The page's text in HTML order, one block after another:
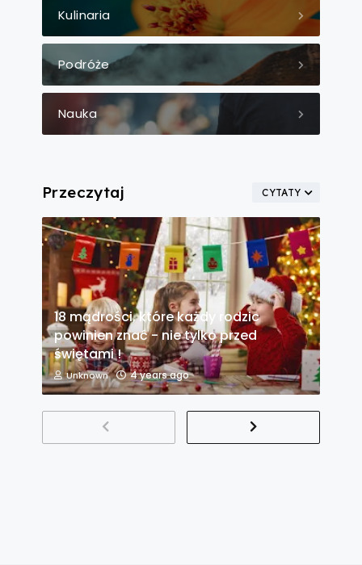
Kulinaria
Podróże
Nauka
CYTATY
Przeczytaj
18 mądrości, które każdy rodzic
powinien znać - nie tylko przed
świętami !
Unknown 4 years ago